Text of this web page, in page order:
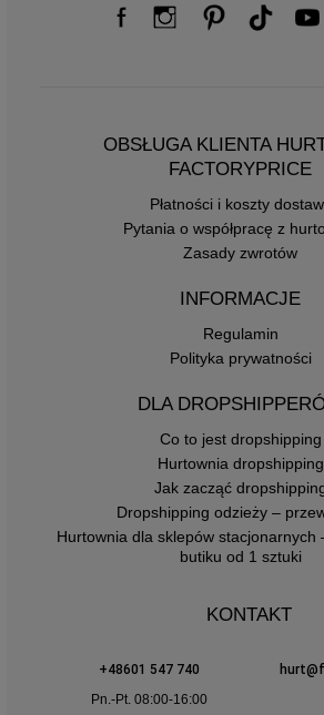
OBSŁUGA KLIENTA
FACTORYPRICE
Płatności i koszty
Pytania o współpracę z
Zasady zwrotów
INFORMACJE
Regulamin
Polityka prywatności
DLA
Co to jest dropshipping
Hurtownia dropshipping
Jak zacząć
Dropshipping odzieży –
Hurtownia dla sklepów stacjonarnych
butiku od 1 sztuki
KONTAKT
+48601 547 740
Pn.-Pt. 08:00-16:00